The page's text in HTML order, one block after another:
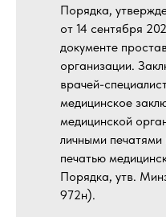
Порядка,
от 14 сентября
документе
организации.
врачей-
медицинское
медицинской
личными
печатью
Порядка, утв.
972н).